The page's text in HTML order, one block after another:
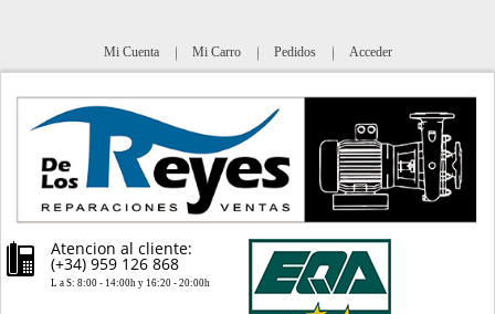
Mi Cuenta Mi Carro Pedidos Acceder
Atencion al cliente:
(+34) 959 126 868
L a S: 8:00 - 14:00h y 16:20 - 20:00h